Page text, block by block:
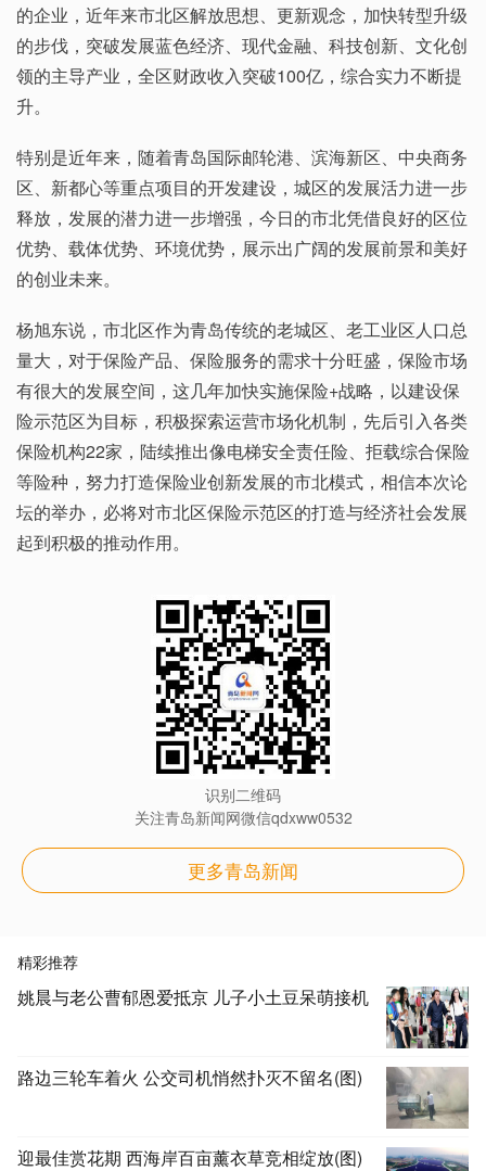
的企业，近年来市北区解放思想、更新观念，加快转型升级
的步伐，突破发展蓝色经济、现代金融、科技创新、文化创
领的主导产业，全区财政收入突破100亿，综合实力不断提
升。
特别是近年来，随着青岛国际邮轮港、滨海新区、中央商务
区、新都心等重点项目的开发建设，城区的发展活力进一步
释放，发展的潜力进一步增强，今日的市北凭借良好的区位
优势、载体优势、环境优势，展示出广阔的发展前景和美好
的创业未来。
杨旭东说，市北区作为青岛传统的老城区、老工业区人口总
量大，对于保险产品、保险服务的需求十分旺盛，保险市场
有很大的发展空间，这几年加快实施保险+战略，以建设保
险示范区为目标，积极探索运营市场化机制，先后引入各类
保险机构22家，陆续推出像电梯安全责任险、拒载综合保险
等险种，努力打造保险业创新发展的市北模式，相信本次论
坛的举办，必将对市北区保险示范区的打造与经济社会发展
起到积极的推动作用。
识别二维码
关注青岛新闻网微信qdxww0532
更多青岛新闻
精彩推荐
姚晨与老公曹郁恩爱抵京 儿子小土豆呆萌接机
路边三轮车着火 公交司机悄然扑灭不留名(图)
迎最佳赏花期 西海岸百亩薰衣草竞相绽放(图)